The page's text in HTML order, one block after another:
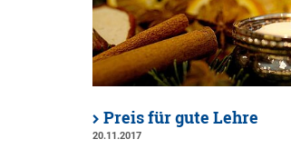
Preis für gute Lehre
20.11.2017